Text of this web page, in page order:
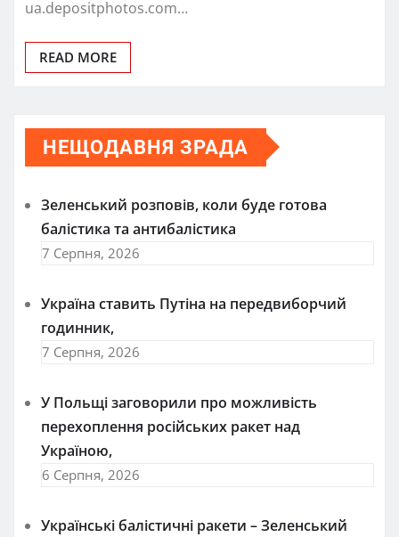
ua.depositphotos.com…
READ MORE
НЕЩОДАВНЯ ЗРАДА
Зеленський розповів, коли буде готова
балістика та антибалістика
7 Серпня, 2026
Україна ставить Путіна на передвиборчий
годинник,
7 Серпня, 2026
У Польщі заговорили про можливість
перехоплення російських ракет над
Україною,
6 Серпня, 2026
Українські балістичні ракети – Зеленський